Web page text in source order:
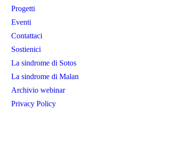
Progetti
Eventi
Contattaci
Sostienici
La sindrome di Sotos
La sindrome di Malan
Archivio webinar
Privacy Policy